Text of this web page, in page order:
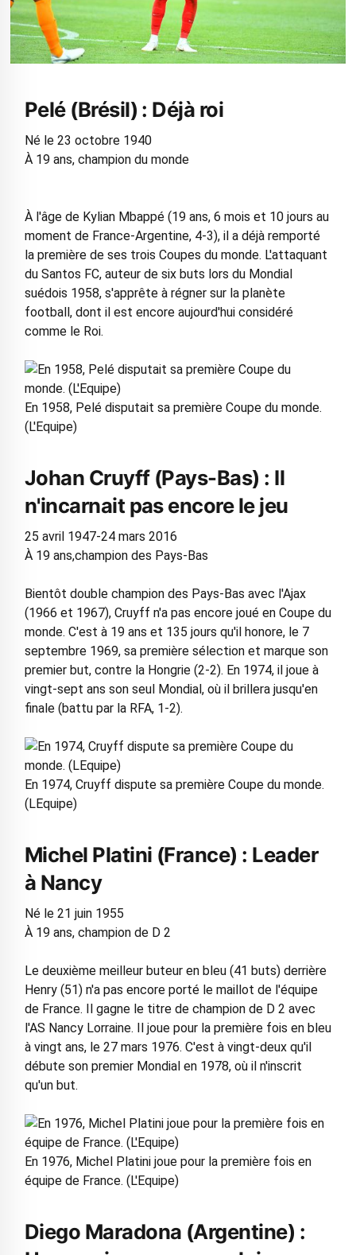
Pelé (Brésil) : Déjà roi
Né le 23 octobre 1940
À 19 ans, champion du monde
À l'âge de Kylian Mbappé (19 ans, 6 mois et 10 jours au
moment de France-Argentine, 4-3), il a déjà remporté
la première de ses trois Coupes du monde. L'attaquant
du Santos FC, auteur de six buts lors du Mondial
suédois 1958, s'apprête à régner sur la planète
football, dont il est encore aujourd'hui considéré
comme le Roi.
En 1958, Pelé disputait sa première Coupe du monde.
(L'Equipe)
Johan Cruyff (Pays-Bas) : Il
n'incarnait pas encore le jeu
25 avril 1947-24 mars 2016
À 19 ans,champion des Pays-Bas
Bientôt double champion des Pays-Bas avec l'Ajax
(1966 et 1967), Cruyff n'a pas encore joué en Coupe du
monde. C'est à 19 ans et 135 jours qu'il honore, le 7
septembre 1969, sa première sélection et marque son
premier but, contre la Hongrie (2-2). En 1974, il joue à
vingt-sept ans son seul Mondial, où il brillera jusqu'en
finale (battu par la RFA, 1-2).
En 1974, Cruyff dispute sa première Coupe du monde.
(LEquipe)
Michel Platini (France) : Leader
à Nancy
Né le 21 juin 1955
À 19 ans, champion de D 2
Le deuxième meilleur buteur en bleu (41 buts) derrière
Henry (51) n'a pas encore porté le maillot de l'équipe
de France. Il gagne le titre de champion de D 2 avec
l'AS Nancy Lorraine. Il joue pour la première fois en bleu
à vingt ans, le 27 mars 1976. C'est à vingt-deux qu'il
débute son premier Mondial en 1978, où il n'inscrit
qu'un but.
En 1976, Michel Platini joue pour la première fois en
équipe de France. (L'Equipe)
Diego Maradona (Argentine) :